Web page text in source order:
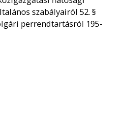
szabályairól 52. §
perrendtartásról 195-